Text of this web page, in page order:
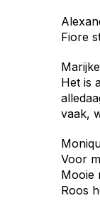
Fiore
Marijke
Het is
vaak,
Voor
Mooie
Roos